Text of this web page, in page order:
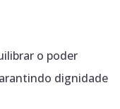
o poder
dignidade